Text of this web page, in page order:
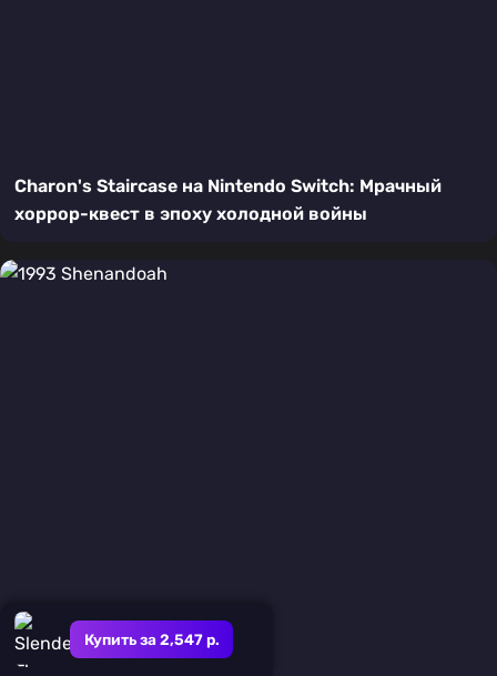
Купить за 2,547 р.
Charon's Staircase на Nintendo Switch: Мрачный
хоррор-квест в эпоху холодной войны